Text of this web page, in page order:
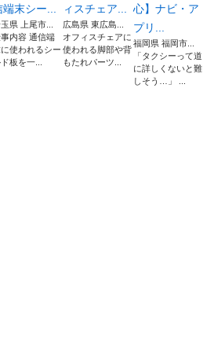
端末シー...
県 上尾市...
内容 通信端
使われるシー
板を一...
ィスチェア...
広島県 東広島...
オフィスチェアに
使われる脚部や背
もたれパーツ...
心】ナビ・ア
プリ...
福岡県 福岡市...
「タクシーって道
に詳しくないと難
しそう…」 ...